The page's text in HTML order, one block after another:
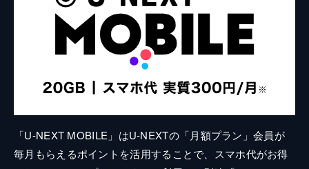
「U-NEXT MOBILE」はU-NEXTの「月額プラン」会員が
毎月もらえるポイントを活用することで、スマホ代がお得